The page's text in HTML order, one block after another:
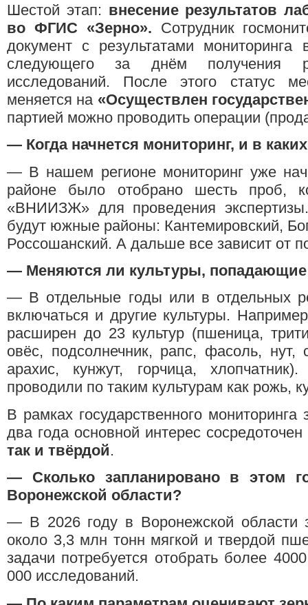
Шестой этап: внесение результатов
во ФГИС «Зерно». Сотрудник
документ с результатами
следующего за днём получения
исследований. После этого статус
меняется на «Осуществлен
партией можно проводить операции
— Когда начнется мониторинг, и в
— В нашем регионе мониторинг уже
районе было отобрано шесть проб,
«ВНИИЗЖ» для проведения
будут южные районы: Кантемировский,
Россошанский. А дальше все зависит от
— Меняются ли культуры, попадающие
— В отдельные годы или в отдельных
включаться и другие культуры.
расширен до 23 культур (пшеница,
овёс, подсолнечник, рапс, фасоль, нут,
арахис, кунжут, горчица,
проводили по таким культурам как рожь,
В рамках государственного
два года основной интерес сосредоточен
так и твёрдой.
—
Сколько запланировано в этом
Воронежской области?
— В 2026 году в Воронежской области
около 3,3 млн тонн мягкой и твердой
задачи потребуется отобрать более
000 исследований.